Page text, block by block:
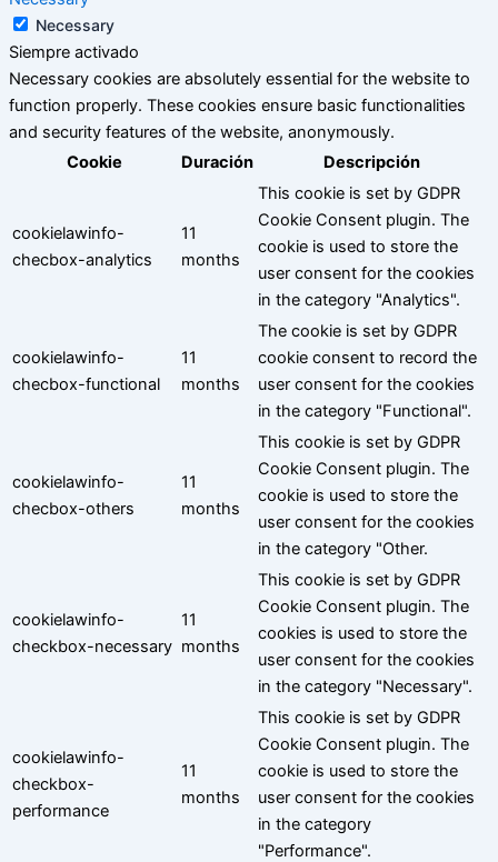
Necessary
Siempre activado
Necessary cookies are absolutely essential for the website to
function properly. These cookies ensure basic functionalities
and security features of the website, anonymously.
Cookie
Duración Descripción
cookielawinfo-
checbox-analytics
11
months
This cookie is set by GDPR
Cookie Consent plugin. The
cookie is used to store the
user consent for the cookies
in the category "Analytics".
cookielawinfo-
checbox-functional
11
months
The cookie is set by GDPR
cookie consent to record the
user consent for the cookies
in the category "Functional".
cookielawinfo-
checbox-others
11
months
This cookie is set by GDPR
Cookie Consent plugin. The
cookie is used to store the
user consent for the cookies
in the category "Other.
cookielawinfo-
checkbox-necessary
11
months
This cookie is set by GDPR
Cookie Consent plugin. The
cookies is used to store the
user consent for the cookies
in the category "Necessary".
cookielawinfo-
checkbox-
performance
11
months
This cookie is set by GDPR
Cookie Consent plugin. The
cookie is used to store the
user consent for the cookies
in the category
"Performance".